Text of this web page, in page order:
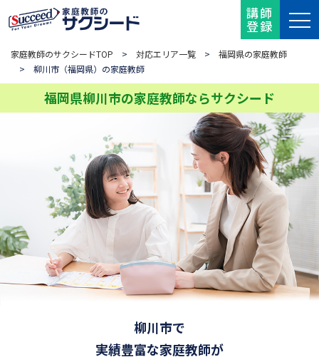
講師
登録
家庭教師のサクシードTOP > 対応エリア一覧 > 福岡県の家庭教師
> 柳川市（福岡県）の家庭教師
福岡県柳川市の家庭教師ならサクシード
柳川市で
実績豊富な家庭教師が